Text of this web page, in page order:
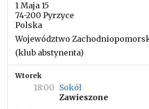
1 Maja 15
74-200 Pyrzyce
Polska
Województwo
(klub abstynenta)
Wtorek
18:00 Sokół
Zawieszone